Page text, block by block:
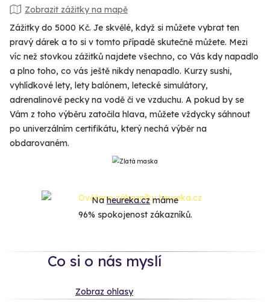
Zobrazit zážitky na mapě
Zážitky do 5000 Kč. Je skvělé, když si můžete vybrat ten
pravý dárek a to si v tomto případě skutečně můžete. Mezi
víc než stovkou zážitků najdete všechno, co Vás kdy napadlo
a plno toho, co vás ještě nikdy nenapadlo. Kurzy sushi,
vyhlídkové lety, lety balónem, letecké simulátory,
adrenalinové pecky na vodě či ve vzduchu. A pokud by se
Vám z toho výběru zatočila hlava, můžete vždycky sáhnout
po univerzálním certifikátu, který nechá výběr na
obdarovaném.
Naheureka.czmáme
96% spokojenost zákazníků.
Co si o nás myslí
Zobraz ohlasy